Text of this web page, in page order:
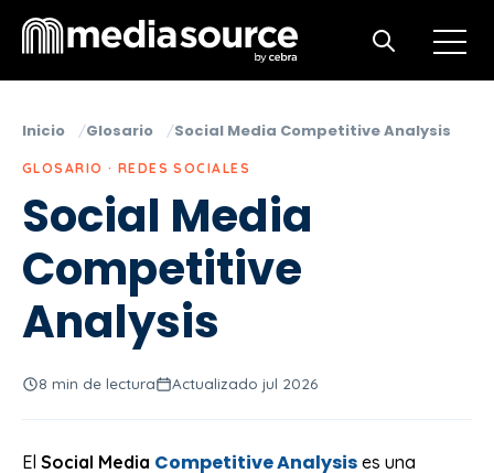
Open
Open search
Inicio Glosario Social Media Competitive Analysis
GLOSARIO · REDES SOCIALES
Social Media
Competitive
Analysis
8 min de lectura Actualizado jul 2026
El Social Media Competitive Analysis es una